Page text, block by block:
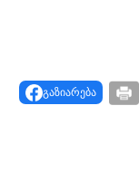
გაზიარება